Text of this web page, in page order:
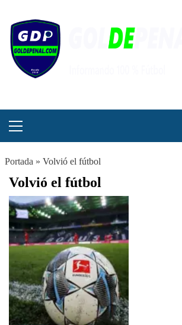
contenido
principal
Portada » Volvió el fútbol
Volvió el fútbol